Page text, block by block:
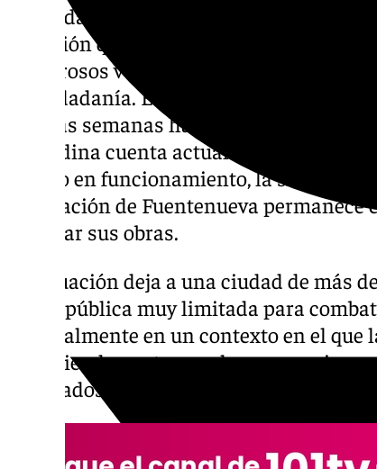
Granada vuelve a encarar los meses
situación que se ha convertido en
numerosos vecinos: la escasez de
la ciudadanía. En plena ola de calor y
últimas semanas han superado con
granadina cuenta actualmente con una
verano en funcionamiento, la situada
instalación de Fuentenueva permanece
finalizar sus obras.
La situación deja a una ciudad de más
oferta pública muy limitada para
especialmente en un contexto en el
recomiendan extremar las
adecuados para refrescarse durante